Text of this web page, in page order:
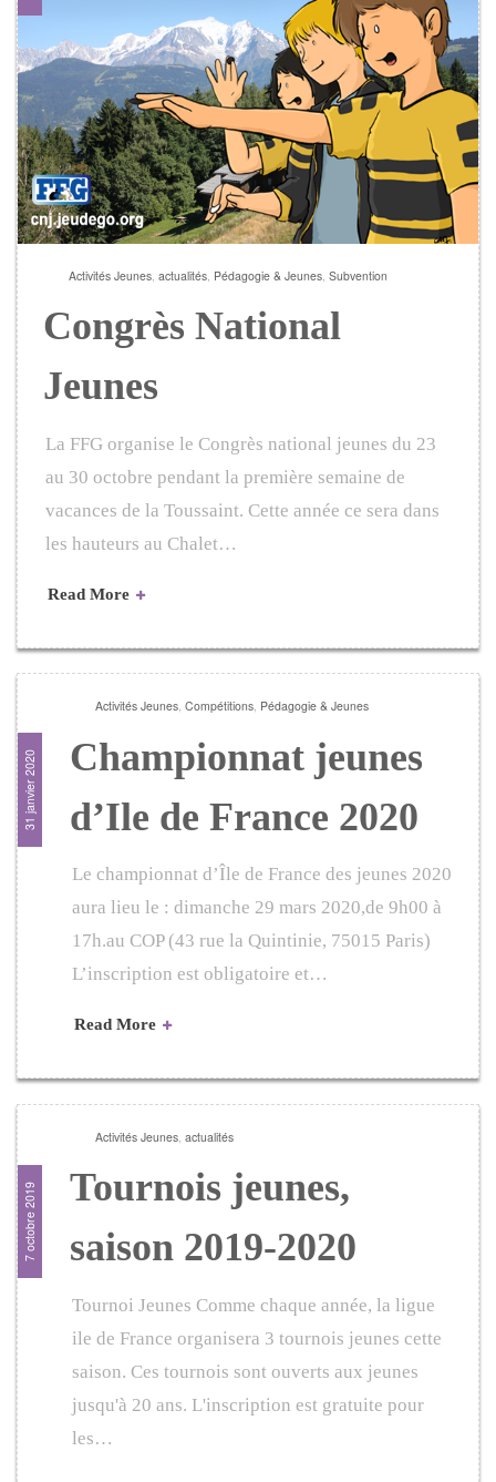
Activités Jeunes actualités Pédagogie & Jeunes Subvention
Congrès National
Jeunes
La FFG organise le Congrès national jeunes du 23
au 30 octobre pendant la première semaine de
vacances de la Toussaint. Cette année ce sera dans
les hauteurs au Chalet…
Read More
31 janvier 2020
Activités Jeunes, Compétitions, Pédagogie & Jeunes
Championnat jeunes
d’Ile de France 2020
Le championnat d’Île de France des jeunes 2020
aura lieu le : dimanche 29 mars 2020,de 9h00 à
17h.au COP (43 rue la Quintinie, 75015 Paris)
L’inscription est obligatoire et…
Read More
7 octobre 2019
Activités Jeunes actualités
Tournois jeunes,
saison 2019-2020
Tournoi Jeunes Comme chaque année, la ligue
ile de France organisera 3 tournois jeunes cette
saison. Ces tournois sont ouverts aux jeunes
jusqu'à 20 ans. L'inscription est gratuite pour
les…